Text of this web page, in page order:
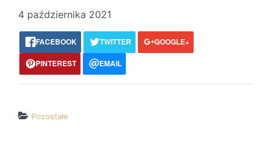
4 października 2021
FACEBOOK TWITTER
GOOGLE+
PINTEREST
EMAIL
Pozostałe